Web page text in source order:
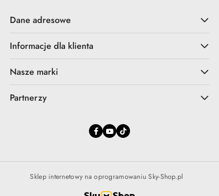
Dane adresowe
Informacje dla klienta
Nasze marki
Partnerzy
Sklep internetowy na oprogramowaniu Sky-Shop.pl